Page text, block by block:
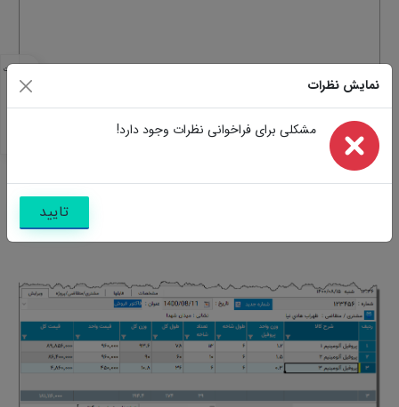
مشخصات
مشابه
نمایش نظرات
مشکلی برای فراخوانی نظرات وجود دارد!
تایید